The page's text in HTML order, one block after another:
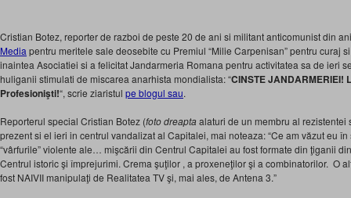
Cristian Botez, reporter de razboi de peste 20 de ani si militant anticomunist din
Media pentru meritele sale deosebite cu Premiul “Milie Carpenisan” pentru curaj
inaintea Asociatiei si a felicitat Jandarmeria Romana pentru activitatea sa de ieri
huliganii stimulati de miscarea anarhista mondialista: “CINSTE JANDARMERIEI!
Profesionişti!“, scrie ziaristul pe blogul sau.
Reporterul special Cristian Botez (foto dreaptaalaturi de un membru al rezistentei
prezent si el ieri in centrul vandalizat al Capitalei, mai noteaza: “Ce am văzut eu
“vârfurile” violente ale… mişcării din Centrul Capitalei au fost formate din ţiganii
Centrul istoric şi împrejurimi. Crema şuţilor , a proxeneţilor şi a combinatorilor. O
fost NAIVII manipulaţi de Realitatea TV şi, mai ales, de Antena 3.”